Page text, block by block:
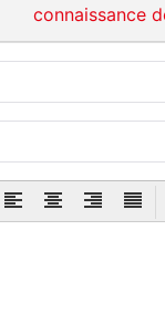
connaissance